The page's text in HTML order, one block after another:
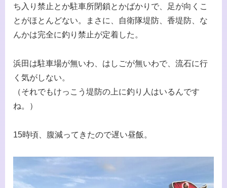
ち入り禁止とか駐車所閉鎖とかばかりで、足が向くこ
とがほとんどない。まさに、自衛隊堤防、香堤防、な
んかは完全に釣り禁止が定着した。
浜田は駐車場が無いわ、はしごが無いわで、流石に行
く気がしない。
（それでもけっこう堤防の上に釣り人はいるんです
ね。）
15時頃、腹減ってきたので遅い昼飯。